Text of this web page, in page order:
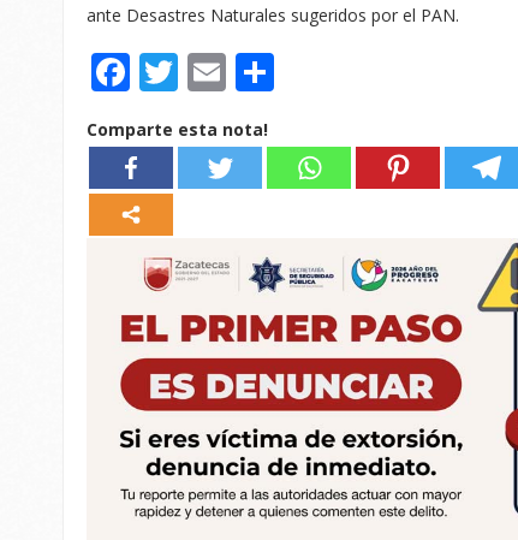
ante Desastres Naturales sugeridos por el PAN.
Facebook
Twitter
Email
Comparte esta nota!